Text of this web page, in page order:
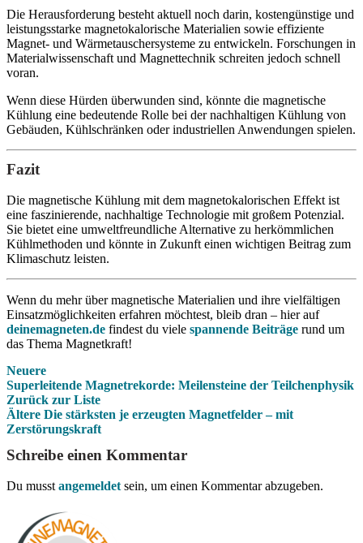
Die Herausforderung besteht aktuell noch darin, kostengünstige und
leistungsstarke magnetokalorische Materialien sowie effiziente
Magnet- und Wärmetauschersysteme zu entwickeln. Forschungen in
Materialwissenschaft und Magnettechnik schreiten jedoch schnell
voran.
Wenn diese Hürden überwunden sind, könnte die magnetische
Kühlung eine bedeutende Rolle bei der nachhaltigen Kühlung von
Gebäuden, Kühlschränken oder industriellen Anwendungen spielen.
Fazit
Die magnetische Kühlung mit dem magnetokalorischen Effekt ist
eine faszinierende, nachhaltige Technologie mit großem Potenzial.
Sie bietet eine umweltfreundliche Alternative zu herkömmlichen
Kühlmethoden und könnte in Zukunft einen wichtigen Beitrag zum
Klimaschutz leisten.
Wenn du mehr über magnetische Materialien und ihre vielfältigen
Einsatzmöglichkeiten erfahren möchtest, bleib dran – hier auf
deinemagneten.de findest du viele spannende Beiträge rund um
das Thema Magnetkraft!
Neuere
Superleitende Magnetrekorde: Meilensteine der Teilchenphysik
Zurück zur Liste
Ältere Die stärksten je erzeugten Magnetfelder – mit
Zerstörungskraft
Schreibe einen Kommentar
Du musst angemeldet sein, um einen Kommentar abzugeben.